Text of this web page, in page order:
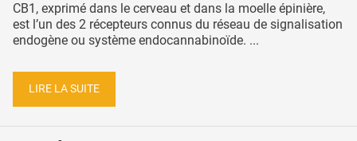
CB1, exprimé dans le cerveau et dans la moelle épinière,
est l’un des 2 récepteurs connus du réseau de signalisation
endogène ou système endocannabinoïde. ...
LIRE LA SUITE